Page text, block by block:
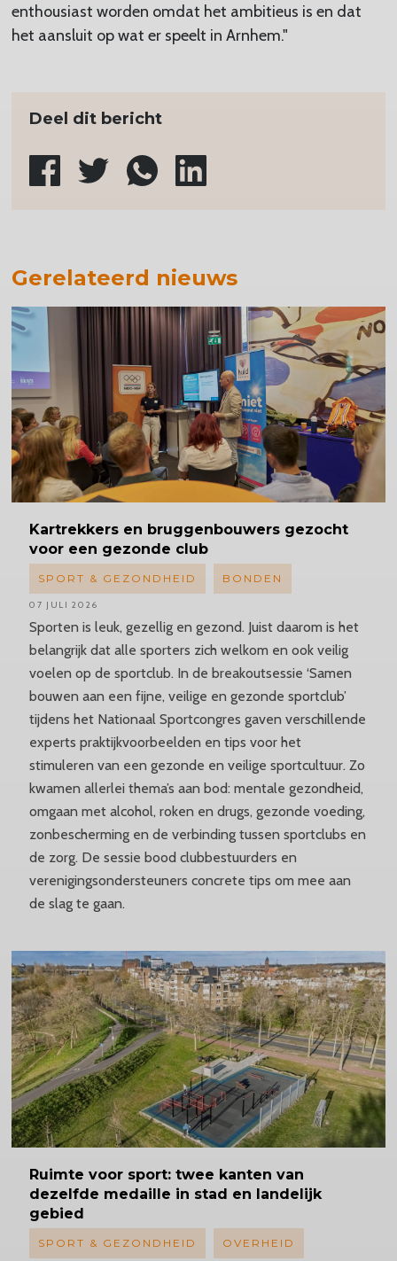
enthousiast worden omdat het ambitieus is en dat
het aansluit op wat er speelt in Arnhem."
Deel dit bericht
Gerelateerd nieuws
Kartrekkers en bruggenbouwers gezocht
voor een gezonde club
Sporten is leuk, gezellig en gezond. Juist daarom is het
belangrijk dat alle sporters zich welkom en ook veilig
voelen op de sportclub. In de breakoutsessie ‘Samen
bouwen aan een fijne, veilige en gezonde sportclub’
tijdens het Nationaal Sportcongres gaven verschillende
experts praktijkvoorbeelden en tips voor het
stimuleren van een gezonde en veilige sportcultuur. Zo
kwamen allerlei thema’s aan bod: mentale gezondheid,
omgaan met alcohol, roken en drugs, gezonde voeding,
zonbescherming en de verbinding tussen sportclubs en
de zorg. De sessie bood clubbestuurders en
verenigingsondersteuners concrete tips om mee aan
de slag te gaan.
SPORT & GEZONDHEID BONDEN
07 JULI 2026
Ruimte voor sport: twee kanten van
dezelfde medaille in stad en landelijk
gebied
SPORT & GEZONDHEID OVERHEID